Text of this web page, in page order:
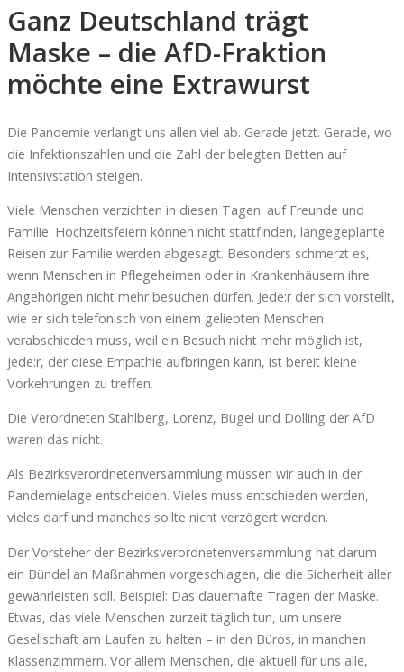
Ganz Deutschland trägt
Maske – die AfD-Fraktion
möchte eine Extrawurst
Die Pandemie verlangt uns allen viel ab. Gerade jetzt. Gerade, wo
die Infektionszahlen und die Zahl der belegten Betten auf
Intensivstation steigen.
Viele Menschen verzichten in diesen Tagen: auf Freunde und
Familie. Hochzeitsfeiern können nicht stattfinden, langegeplante
Reisen zur Familie werden abgesagt. Besonders schmerzt es,
wenn Menschen in Pflegeheimen oder in Krankenhäusern ihre
Angehörigen nicht mehr besuchen dürfen. Jede:r der sich vorstellt,
wie er sich telefonisch von einem geliebten Menschen
verabschieden muss, weil ein Besuch nicht mehr möglich ist,
jede:r, der diese Empathie aufbringen kann, ist bereit kleine
Vorkehrungen zu treffen.
Die Verordneten Stahlberg, Lorenz, Bügel und Dolling der AfD
waren das nicht.
Als Bezirksverordnetenversammlung müssen wir auch in der
Pandemielage entscheiden. Vieles muss entschieden werden,
vieles darf und manches sollte nicht verzögert werden.
Der Vorsteher der Bezirksverordnetenversammlung hat darum
ein Bündel an Maßnahmen vorgeschlagen, die die Sicherheit aller
gewährleisten soll. Beispiel: Das dauerhafte Tragen der Maske.
Etwas, das viele Menschen zurzeit täglich tun, um unsere
Gesellschaft am Laufen zu halten – in den Büros, in manchen
Klassenzimmern. Vor allem Menschen, die aktuell für uns alle,